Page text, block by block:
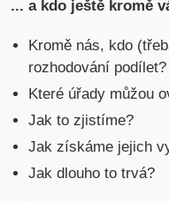
... a kdo ještě kromě
Kromě nás, kdo
rozhodování podílet?
Které úřady můžou
Jak to zjistíme?
Jak získáme jejich
Jak dlouho to trvá?